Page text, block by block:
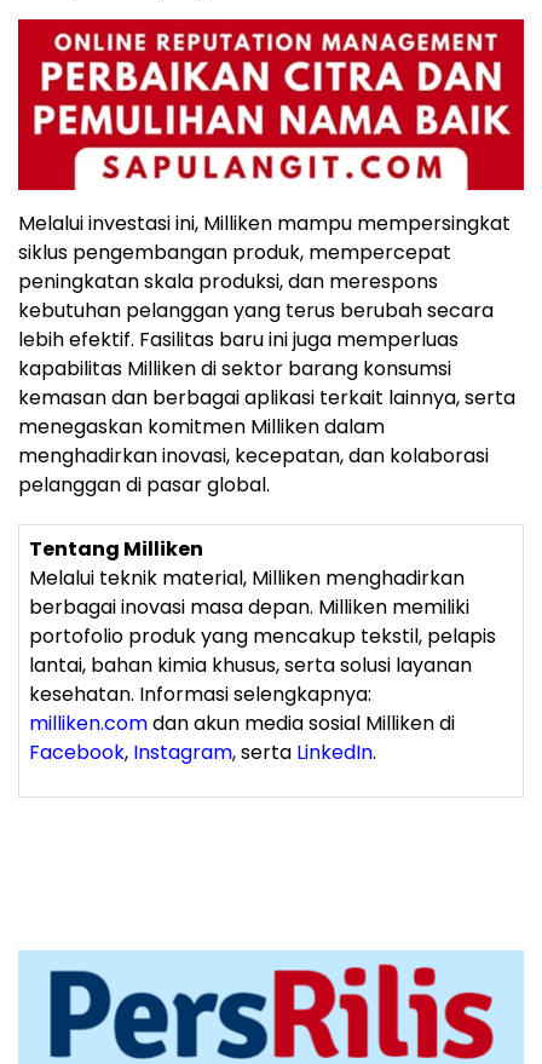
Melalui investasi ini, Milliken mampu mempersingkat
siklus pengembangan produk, mempercepat
peningkatan skala produksi, dan merespons
kebutuhan pelanggan yang terus berubah secara
lebih efektif. Fasilitas baru ini juga memperluas
kapabilitas Milliken di sektor barang konsumsi
kemasan dan berbagai aplikasi terkait lainnya, serta
menegaskan komitmen Milliken dalam
menghadirkan inovasi, kecepatan, dan kolaborasi
pelanggan di pasar global.
Tentang Milliken
Melalui teknik material, Milliken menghadirkan
berbagai inovasi masa depan. Milliken memiliki
portofolio produk yang mencakup tekstil, pelapis
lantai, bahan kimia khusus, serta solusi layanan
kesehatan. Informasi selengkapnya:
milliken.comdan akun media sosial Milliken di
Facebook, Instagram, serta LinkedIn.